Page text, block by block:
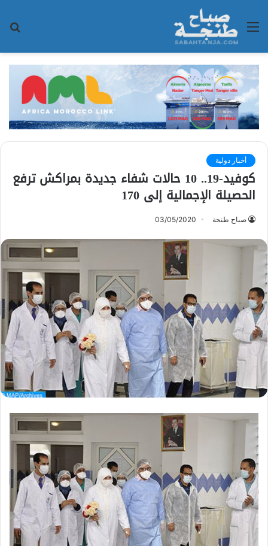
القائمة
أخبار دولية
كوفيد-19.. 10 حالات شفاء جديدة بمراكش ترفع
الحصيلة الإجمالية إلى 170
صباح طنجة 03/05/2020